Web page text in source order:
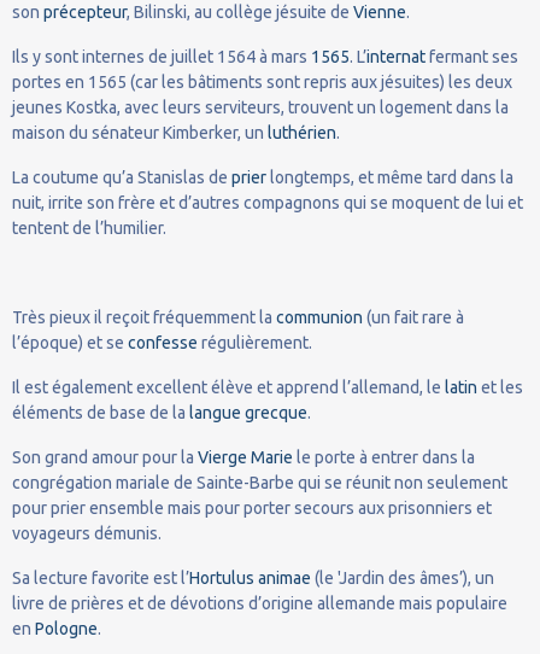
son précepteur, Bilinski, au collège jésuite de Vienne.
Ils y sont internes de juillet 1564 à mars 1565. L’internatfermant ses
portes en 1565 (car les bâtiments sont repris aux jésuites) les deux
jeunes Kostka, avec leurs serviteurs, trouvent un logement dans la
maison du sénateur Kimberker, un luthérien.
La coutume qu’a Stanislas de prier longtemps, et même tard dans la
nuit, irrite son frère et d’autres compagnons qui se moquent de lui et
tentent de l’humilier.
Très pieux il reçoit fréquemment la communion (un fait rare à
l’époque) et se confesse régulièrement.
Il est également excellent élève et apprend l’allemand, le latin et les
éléments de base de la langue grecque.
Son grand amour pour la Vierge Marie le porte à entrer dans la
congrégation mariale de Sainte-Barbe qui se réunit non seulement
pour prier ensemble mais pour porter secours aux prisonniers et
voyageurs démunis.
Sa lecture favorite est l’Hortulus animae (le 'Jardin des âmes’), un
livre de prières et de dévotions d’origine allemande mais populaire
en Pologne.